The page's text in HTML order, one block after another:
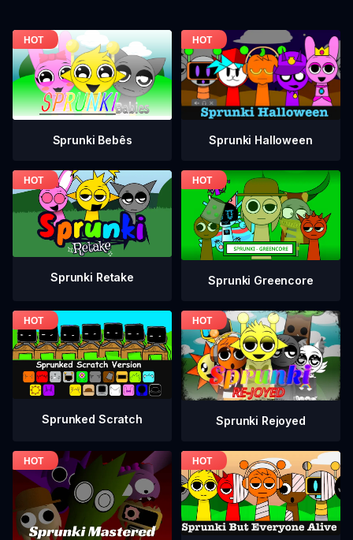
Sprunki Bebês Sprunki Halloween
Sprunki Retake Sprunki Greencore
Sprunked Scratch Sprunki Rejoyed